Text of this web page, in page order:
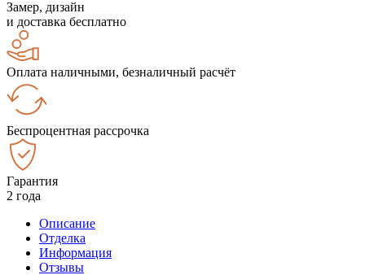
Замер, дизайн
и доставка бесплатно
Оплата наличными, безналичный расчёт
Беспроцентная рассрочка
Гарантия
2 года
Описание
Отделка
Информация
Отзывы